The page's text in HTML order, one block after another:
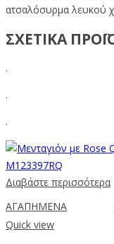
ατσαλόσυρμα λευκού
ΣΧΕΤΙΚΑ
.
.
.
Διαβάστε περισσότερα
ΑΓΑΠΗΜΕΝΑ
Quick view